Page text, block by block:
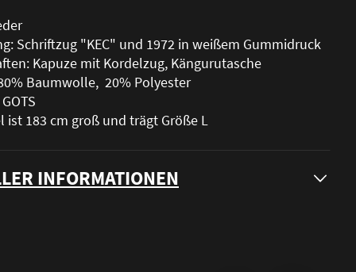
Schriftzug "KEC" und 1972 in weißem Gummidruck
Kapuze mit Kordelzug, Kängurutasche
Baumwolle, 20% Polyester
ist 183 cm groß und trägt Größe L
INFORMATIONEN